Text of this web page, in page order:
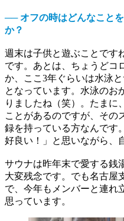
── オフの時はどんなこと
か？
週末は子供と遊ぶことです
です。あとは、ちょうどコ
か、ここ3年ぐらいは水泳
となっています。水泳のお
りましたね（笑）。たまに
ことがあるのですが、その
録を持っている方なんです
好良い！」と思いながら、
サウナは昨年末で愛する銭
大変残念です。でも名古屋
で、今年もメンバーと連れ
思っています。